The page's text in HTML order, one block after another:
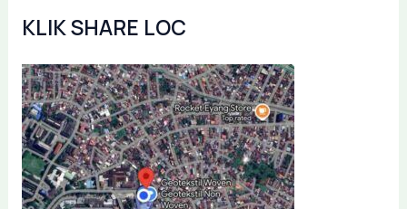
KLIK SHARE LOC